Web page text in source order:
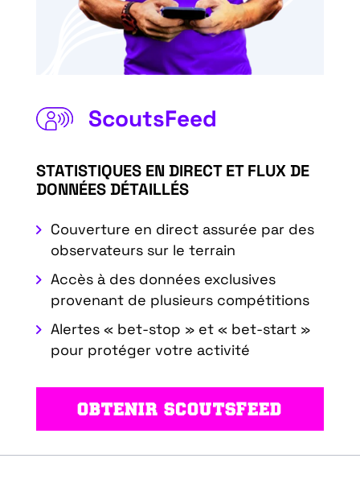
ScoutsFeed
STATISTIQUES EN DIRECT ET FLUX DE
DONNÉES DÉTAILLÉS
Couverture en direct assurée par des
observateurs sur le terrain
Accès à des données exclusives
provenant de plusieurs compétitions
Alertes « bet-stop » et « bet-start »
pour protéger votre activité
OBTENIR SCOUTSFEED